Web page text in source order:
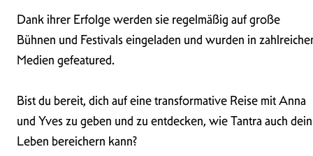
Dank ihrer Erfolge werden sie regelmäßig auf große
Bühnen und Festivals eingeladen und wurden in
Medien gefeatured.
Bist du bereit, dich auf eine transformative Reise mit Anna
und Yves zu geben und zu entdecken, wie Tantra auch dein
Leben bereichern kann?